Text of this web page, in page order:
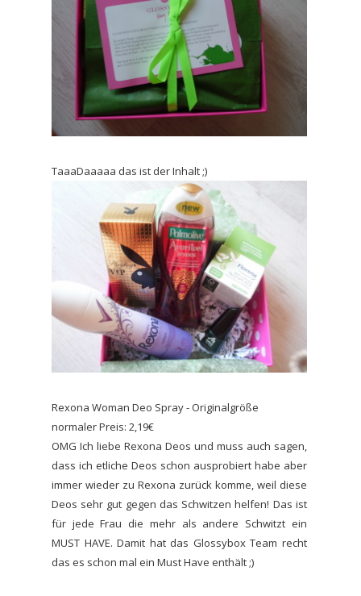
TaaaDaaaaa das ist der Inhalt ;)
Rexona Woman Deo Spray - Originalgröße
normaler Preis: 2,19€
OMG Ich liebe Rexona Deos und muss auch sagen,
dass ich etliche Deos schon ausprobiert habe aber
immer wieder zu Rexona zurück komme, weil diese
Deos sehr gut gegen das Schwitzen helfen! Das ist
für jede Frau die mehr als andere Schwitzt ein
MUST HAVE. Damit hat das Glossybox Team recht
das es schon mal ein Must Have enthält ;)